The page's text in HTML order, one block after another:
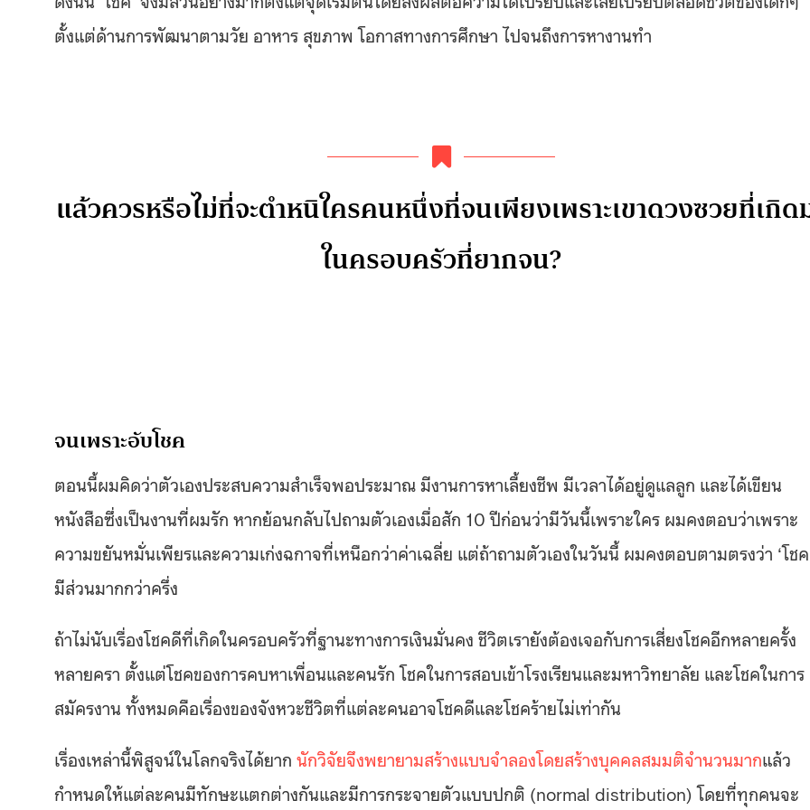
ตั้งแต่ด้านการพัฒนาตามวัย อาหาร สุขภาพ โอกาสทางการศึกษา ไปจนถึงการหางานทำ
แล้วควรหรือไม่ที่จะตำหนิใครคนหนึ่งที่จนเพียงเพราะเขาดวงซวยที่เกิด
ในครอบครัวที่ยากจน?
จนเพราะอับโชค
ตอนนี้ผมคิดว่าตัวเองประสบความสำเร็จพอประมาณ มีงานการหาเลี้ยงชีพ มีเวลาได้อยู่ดูแลลูก และได้เขียน
หนังสือซึ่งเป็นงานที่ผมรัก หากย้อนกลับไปถามตัวเองเมื่อสัก 10 ปีก่อนว่ามีวันนี้เพราะใคร ผมคงตอบว่าเพราะ
ความขยันหมั่นเพียรและความเก่งฉกาจที่เหนือกว่าค่าเฉลี่ย แต่ถ้าถามตัวเองในวันนี้ ผมคงตอบตามตรงว่า ‘โชค
มีส่วนมากกว่าครึ่ง
ถ้าไม่นับเรื่องโชคดีที่เกิดในครอบครัวที่ฐานะทางการเงินมั่นคง ชีวิตเรายังต้องเจอกับการเสี่ยงโชคอีกหลายครั้ง
หลายครา ตั้งแต่โชคของการคบหาเพื่อนและคนรัก โชคในการสอบเข้าโรงเรียนและมหาวิทยาลัย และโชคในการ
สมัครงาน ทั้งหมดคือเรื่องของจังหวะชีวิตที่แต่ละคนอาจโชคดีและโชคร้ายไม่เท่ากัน
เรื่องเหล่านี้พิสูจน์ในโลกจริงได้ยาก นักวิจัยจึงพยายามสร้างแบบจำลองโดยสร้างบุคคลสมมติจำนวนมากแล้ว
กำหนดให้แต่ละคนมีทักษะแตกต่างกันและมีการกระจายตัวแบบปกติ (normal distribution) โดยที่ทุกคนจะ